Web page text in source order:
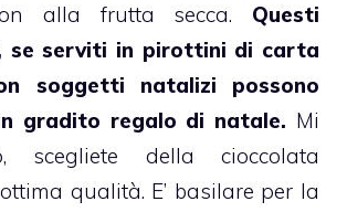
alla frutta secca. Questi
se serviti in pirottini di carta
soggetti natalizi possono
gradito regalo di natale. Mi
scegliete della cioccolata
qualità. E’ basilare per la